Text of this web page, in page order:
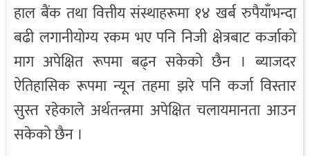
हाल बैंक तथा वित्तीय संस्थाहरूमा १४ खर्ब रुपैयाँभन्दा
बढी लगानीयोग्य रकम भए पनि निजी क्षेत्रबाट कर्जाको
माग अपेक्षित रूपमा बढ्न सकेको छैन । ब्याजदर
ऐतिहासिक रूपमा न्यून तहमा झरे पनि कर्जा विस्तार
सुस्त रहेकाले अर्थतन्त्रमा अपेक्षित चलायमानता आउन
सकेको छैन ।